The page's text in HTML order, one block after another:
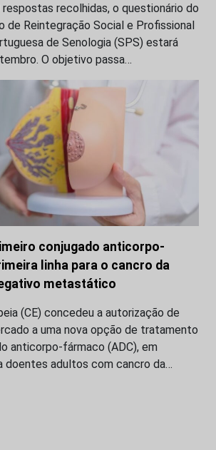
recolhidas, o questionário do
de Reintegração Social e Profissional
de Senologia (SPS) estará
O objetivo passa…
conjugado anticorpo-
linha para o cancro da
metastático
(CE) concedeu a autorização de
a uma nova opção de tratamento
anticorpo-fármaco (ADC), em
doentes adultos com cancro da…